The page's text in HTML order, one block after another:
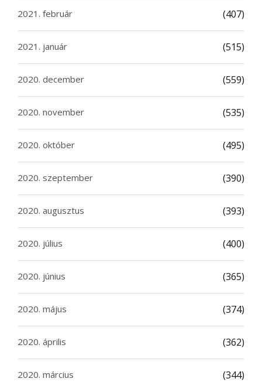
2021. február (407)
2021. január (515)
2020. december (559)
2020. november (535)
2020. október (495)
2020. szeptember (390)
2020. augusztus (393)
2020. július (400)
2020. június (365)
2020. május (374)
2020. április (362)
2020. március (344)